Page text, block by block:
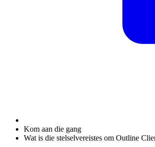
Kom aan die gang
Wat is die stelselvereistes om Outline